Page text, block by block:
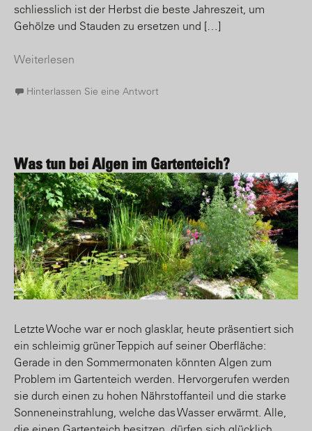
schliesslich ist der Herbst die beste Jahreszeit, um
Gehölze und Stauden zu ersetzen und […]
Weiterlesen
Hinterlassen Sie eine Antwort
Was tun bei Algen im Gartenteich?
Letzte Woche war er noch glasklar, heute präsentiert sich
ein schleimig grüner Teppich auf seiner Oberfläche:
Gerade in den Sommermonaten könnten Algen zum
Problem im Gartenteich werden. Hervorgerufen werden
sie durch einen zu hohen Nährstoffanteil und die starke
Sonneneinstrahlung, welche das Wasser erwärmt. Alle,